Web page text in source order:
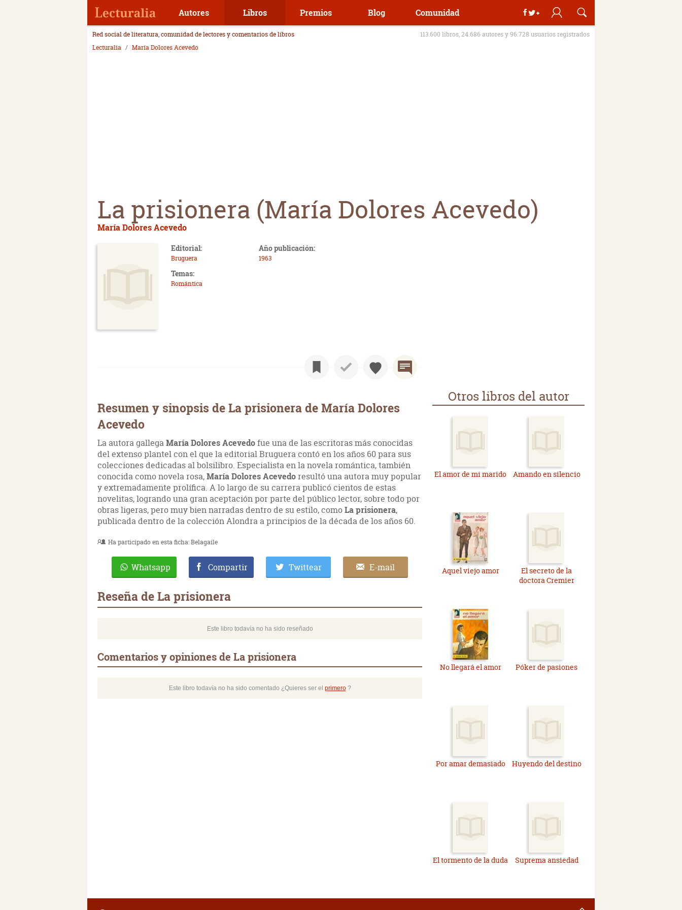
Autores Libros Premios Blog Comunidad
Red social de literatura, comunidad de lectores y comentarios de libros
113.600 libros, 24.686 autores y 96.728 usuarios registrados
Lecturalia
María Dolores Acevedo
La prisionera (María Dolores Acevedo)
María Dolores Acevedo
Editorial:
Bruguera
Año publicación:
1963
Temas:
Romántica
Resumen y sinopsis de La prisionera de María Dolores
Acevedo
La autora gallegaMaría Dolores Acevedofue una de las escritoras más conocidas
del extenso plantel con el que la editorial Bruguera contó en los años 60 para sus
colecciones dedicadas al bolsilibro. Especialista en la novela romántica, también
conocida como novela rosa,María Dolores Acevedoresultó una autora muy popular
y extremadamente prolífica. A lo largo de su carrera publicó cientos de estas
novelitas, logrando una gran aceptación por parte del público lector, sobre todo por
obras ligeras, pero muy bien narradas dentro de su estilo, comoLa prisionera,
publicada dentro de la colección Alondra a principios de la década de los años 60.
Ha participado en esta ficha:Belagaile
Whatsapp Compartir Twittear E-mail
Reseña de La prisionera
Este libro todavía no ha sido reseñado
Comentarios y opiniones de La prisionera
Este libro todavía no ha sido comentado ¿Quieres ser el primero?
Otros libros del autor
El amor de mi marido Amando en silencio
Aquel viejo amor
El secreto de la
doctora Cremier
No llegará el amor Póker de pasiones
Por amar demasiado Huyendo del destino
El tormento de la duda Suprema ansiedad